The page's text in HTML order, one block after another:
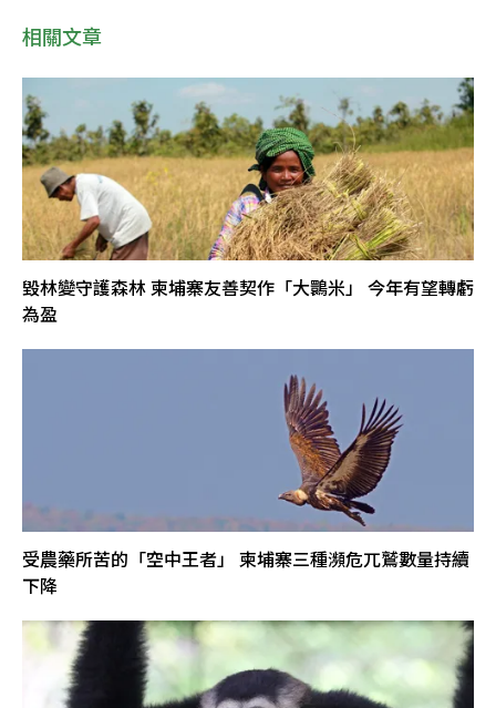
相關文章
毀林變守護森林 柬埔寨友善契作「大䴉米」 今年有望轉虧
為盈
受農藥所苦的「空中王者」 柬埔寨三種瀕危兀鷲數量持續
下降